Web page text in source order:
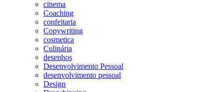
cinema
Coaching
confeitaria
Copywriting
cosmetica
Culinária
desenhos
Desenvolvimento Pessoal
desenvolvimento pessoal
Design